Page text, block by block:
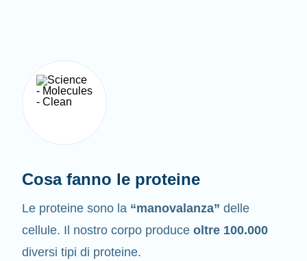
Cosa fanno le proteine
Le proteine sono la “manovalanza” delle
cellule. Il nostro corpo produce oltre 100.000
diversi tipi di proteine.